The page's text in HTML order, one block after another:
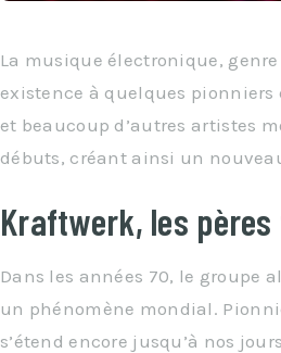
La musique électronique,
existence à quelques
et beaucoup d’autres artistes
débuts, créant ainsi un
Kraftwerk, les
Dans les années 70, le groupe
un phénomène mondial.
s’étend encore jusqu’à nos